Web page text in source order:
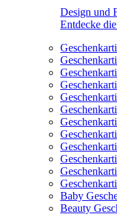
Design und
Entdecke
Baby
Beauty